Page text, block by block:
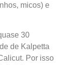
micos) e
30
de Kalpetta
Por isso